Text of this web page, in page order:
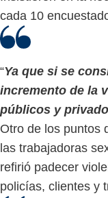
cada 10
“Ya que si se
incremento de la
públicos y
Otro de los puntos
las trabajadoras
refirió padecer
policías, clientes y